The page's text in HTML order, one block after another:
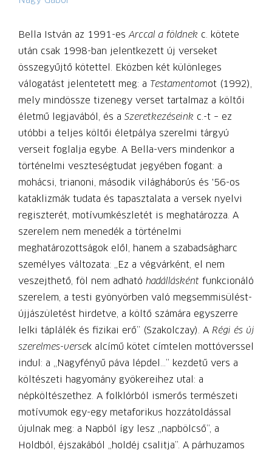
Bella István az 1991-esArccal a földnek c. kötete
után csak 1998-ban jelentkezett új verseket
összegyűjtő kötettel. Eközben két különleges
válogatást jelentetett meg: a Testamentomot (1992),
mely mindössze tizenegy verset tartalmaz a költői
életmű legjavából, és a Szeretkezéseink c.-t – ez
utóbbi a teljes költői életpálya szerelmi tárgyú
verseit foglalja egybe. A Bella-vers mindenkor a
történelmi veszteségtudat jegyében fogant: a
mohácsi, trianoni, második világháborús és '56-os
kataklizmák tudata és tapasztalata a versek nyelvi
regiszterét, motívumkészletét is meghatározza. A
szerelem nem menedék a történelmi
meghatározottságok elől, hanem a szabadságharc
személyes változata: „Ez a végvárként, el nem
veszejthető, föl nem adható hadállásként funkcionáló
szerelem, a testi gyönyörben való megsemmisülést-
újjászületést hirdetve, a költő számára egyszerre
lelki táplálék és fizikai erő” (Szakolczay). A Régi és új
szerelmes-versek alcímű kötet címtelen mottóverssel
indul: a „Nagyfényű páva lépdel…” kezdetű vers a
költészeti hagyomány gyökereihez utal: a
népköltészethez. A folklórból ismerős természeti
motívumok egy-egy metaforikus hozzátoldással
újulnak meg: a Napból így lesz „napbölcső”, a
Holdból, éjszakából „holdéj csalitja”. A párhuzamos